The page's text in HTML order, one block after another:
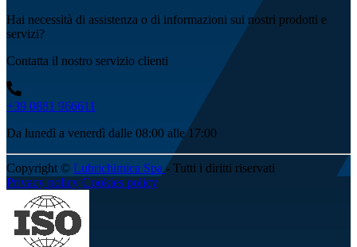
Hai necessità di assistenza o di informazioni sui nostri prodotti e
servizi?
Contatta il nostro servizio clienti
+39 0881 966611
Da lunedì a venerdì dalle 08:00 alle 17:00
Copyright © Lubrichimica Spa- Tutti i diritti riservati
Privacy policy Cookies policy